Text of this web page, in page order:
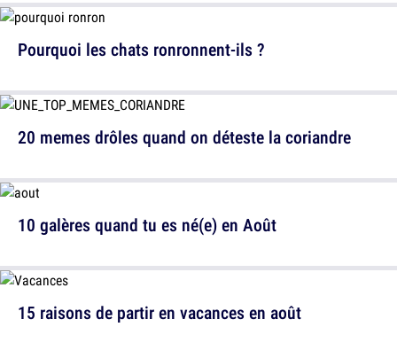
Pourquoi les chats ronronnent-ils ?
10 galères quand tu es né(e) en Août
20 memes drôles quand on déteste la coriandre
15 raisons de partir en vacances en août